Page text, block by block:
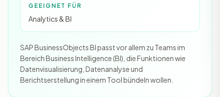
GEEIGNET FÜR
Analytics & BI
SAP BusinessObjects BI passt vor allem zu Teams im
Bereich Business Intelligence (BI), die Funktionen wie
Datenvisualisierung, Datenanalyse und
Berichtserstellung in einem Tool bündeln wollen.